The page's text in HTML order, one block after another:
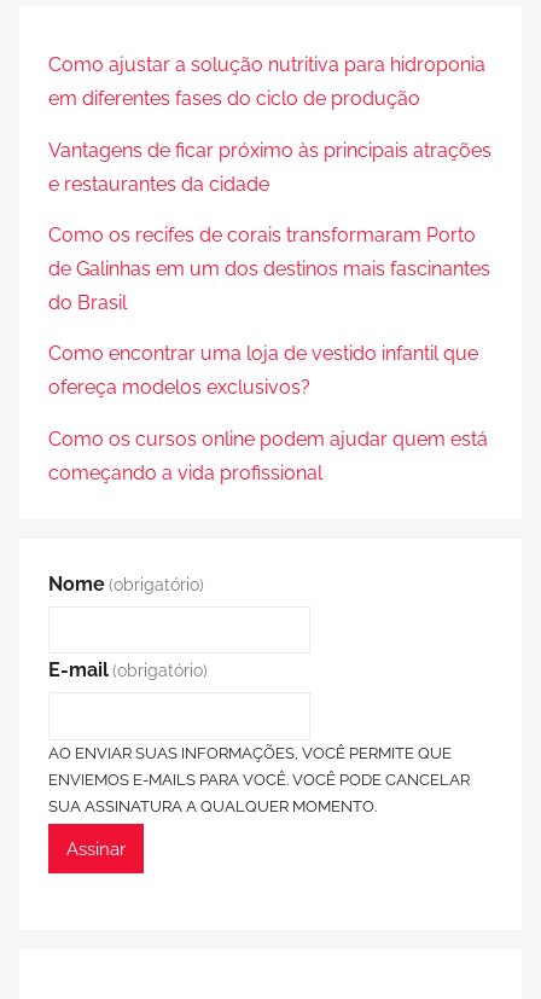
Como ajustar a solução nutritiva para hidroponia
em diferentes fases do ciclo de produção
Vantagens de ficar próximo às principais atrações
e restaurantes da cidade
Como os recifes de corais transformaram Porto
de Galinhas em um dos destinos mais fascinantes
do Brasil
Como encontrar uma loja de vestido infantil que
ofereça modelos exclusivos?
Como os cursos online podem ajudar quem está
começando a vida profissional
Nome (obrigatório)
E-mail (obrigatório)
AO ENVIAR SUAS INFORMAÇÕES, VOCÊ PERMITE QUE
ENVIEMOS E-MAILS PARA VOCÊ. VOCÊ PODE CANCELAR
SUA ASSINATURA A QUALQUER MOMENTO.
Assinar